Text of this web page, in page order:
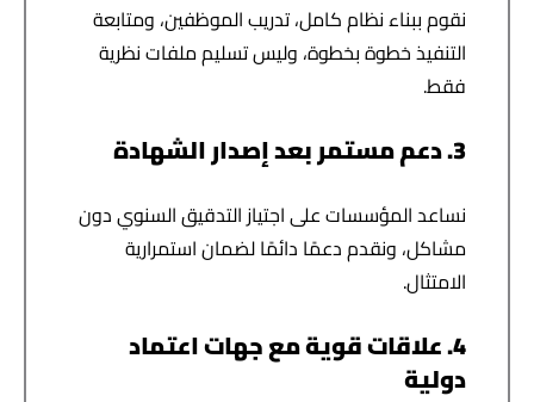
نقوم ببناء نظام كامل، تدريب الموظفين، ومتابعة
التنفيذ خطوة بخطوة، وليس تسليم ملفات نظرية
فقط.
3. دعم مستمر بعد إصدار الشهادة
نساعد المؤسسات على اجتياز التدقيق السنوي دون
مشاكل، ونقدم دعمًا دائمًا لضمان استمرارية
الامتثال.
4. علاقات قوية مع جهات اعتماد
دولية